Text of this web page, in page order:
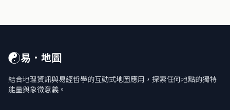
☯易．地圖
結合地理資訊與易經哲學的互動式地圖應用，探索任何地點的獨特
能量與象徵意義。